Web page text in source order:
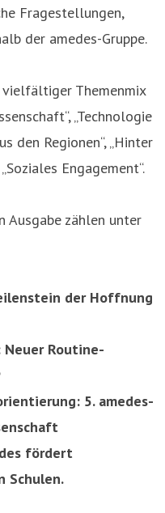
Fragestellungen,
der amedes-Gruppe.
Themenmix
„Technologie
den Regionen“, „Hinter
Engagement“.
Ausgabe zählen unter
der Hoffnung
Routine-
5. amedes-
fördert
Schulen.